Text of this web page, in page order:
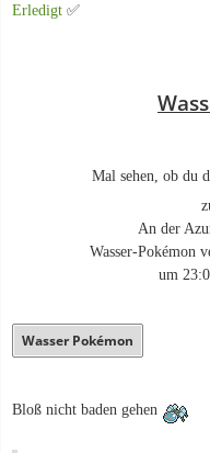
Erledigt ✅
Mal sehen, ob du
An der
Wasser-Pokémon
um
Wasser Pokémon
Bloß nicht baden gehen